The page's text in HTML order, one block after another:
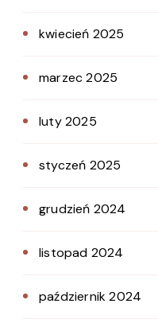
kwiecień 2025
marzec 2025
luty 2025
styczeń 2025
grudzień 2024
listopad 2024
październik 2024